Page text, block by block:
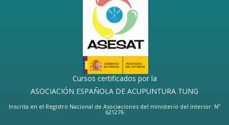
Cursos certificados por la
ASOCIACIÓN ESPAÑOLA DE ACUPUNTURA TUNG
Inscrita en el Registro Nacional de Asociaciones del ministerio del interior. Nº
621276